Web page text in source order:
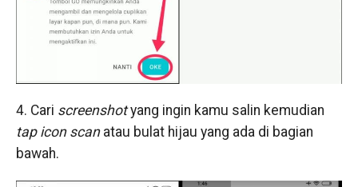
4. Cari screenshotyang ingin kamu salin kemudian
tap icon scanatau bulat hijau yang ada di bagian
bawah.